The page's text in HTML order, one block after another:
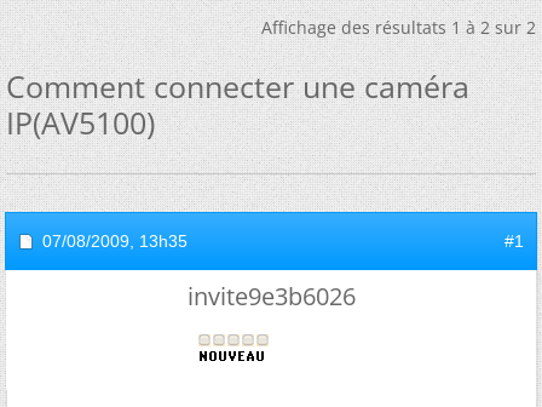
Affichage des résultats 1 à 2 sur 2
Comment connecter une caméra
IP(AV5100)
07/08/2009, 13h35 #1
invite9e3b6026